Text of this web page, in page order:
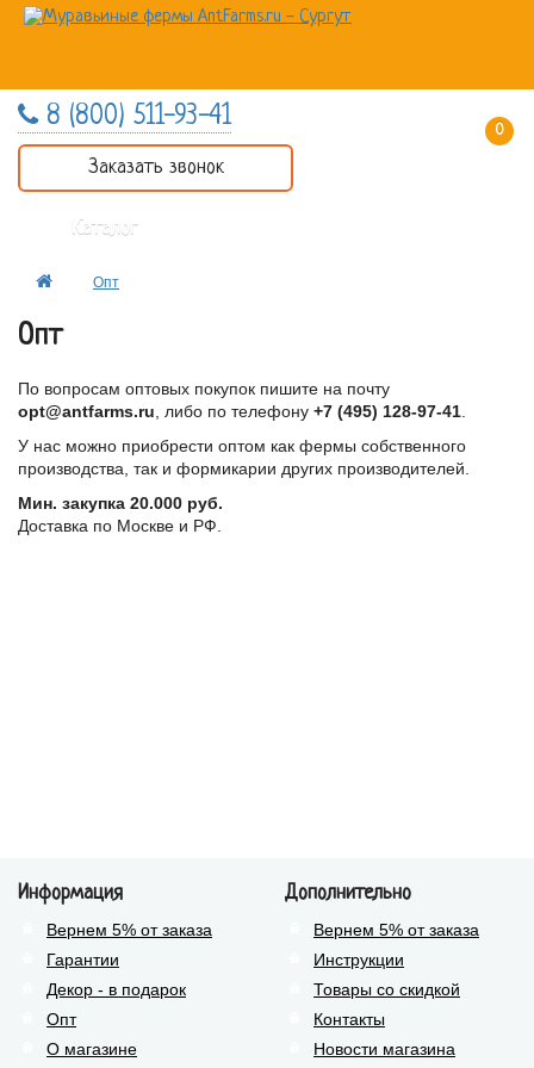
8 (800) 511-93-41
Заказать звонок
0 товар(ов) - 0 руб.
Каталог
Опт
Опт
По вопросам оптовых покупок пишите на почту
opt@antfarms.ru , либо по телефону +7 (495) 128-97-41
У нас можно приобрести оптом как фермы собственного
производства, так и формикарии других производителей.
Мин. закупка 20.000 руб.
Доставка по Москве и РФ.
Информация
Вернем 5% от заказа
Гарантии
Декор - в подарок
Опт
О магазине
Дополнительно
Вернем 5% от заказа
Инструкции
Товары со скидкой
Контакты
Новости магазина